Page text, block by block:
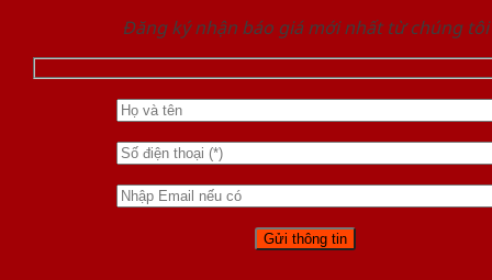
Đăng ký nhận báo giá mới nhất từ chúng tôi